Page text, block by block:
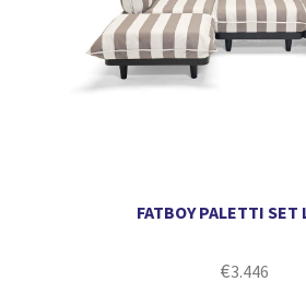
FATBOY PALETTI SET
€3.446